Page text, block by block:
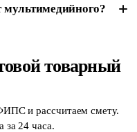
мультимедийного?
товарный
и рассчитаем смету.
за 24 часа.